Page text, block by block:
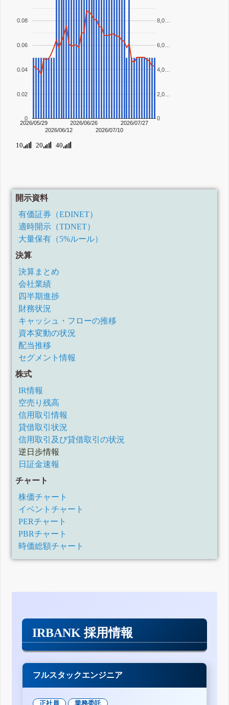
2026/05/29
2026/06/12
2026/06/26
2026/07/10
2026/07/27
0
0.02
0.04
0.06
0.08
0
2,0…
4,0…
6,0…
8,0…
10 20 40
開示資料
有価証券（EDINET）
適時開示（TDNET）
大量保有（5%ルール）
決算
決算まとめ
会社業績
四半期進捗
財務状況
キャッシュ・フローの推移
資本変動の状況
配当推移
セグメント情報
株式
IR情報
空売り残高
信用取引情報
貸借取引状況
信用取引及び貸借取引の状況
逆日歩情報
日証金速報
チャート
株価チャート
イベントチャート
PERチャート
PBRチャート
時価総額チャート
IRBANK 採用情報
フルスタックエンジニア
正社員 業務委託